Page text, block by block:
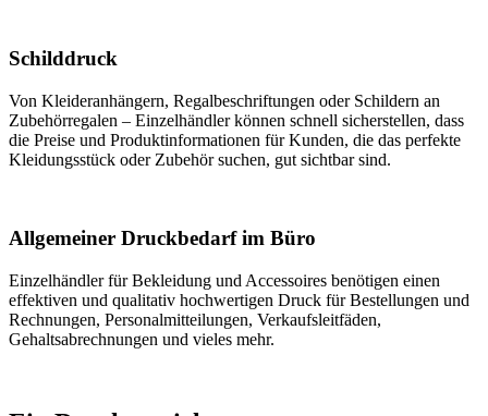
Schilddruck
Von Kleideranhängern, Regalbeschriftungen oder Schildern an
Zubehörregalen – Einzelhändler können schnell sicherstellen, dass
die Preise und Produktinformationen für Kunden, die das perfekte
Kleidungsstück oder Zubehör suchen, gut sichtbar sind.
Allgemeiner Druckbedarf im Büro
Einzelhändler für Bekleidung und Accessoires benötigen einen
effektiven und qualitativ hochwertigen Druck für Bestellungen und
Rechnungen, Personalmitteilungen, Verkaufsleitfäden,
Gehaltsabrechnungen und vieles mehr.